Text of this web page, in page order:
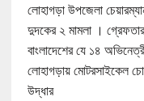
লোহাগড়া উপজেলা
দুদকের ২ মামলা ।
বাংলাদেশের যে ১৪
লোহাগড়ায় মোটরসাইকেল
উদ্ধার